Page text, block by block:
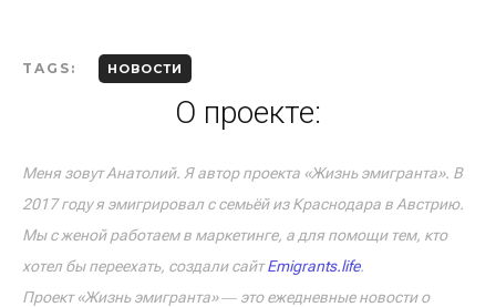
TAGS: НОВОСТИ
О проекте:
Меня зовут Анатолий. Я автор проекта «Жизнь эмигранта». В
2017 году я эмигрировал с семьёй из Краснодара в Австрию.
Мы с женой работаем в маркетинге, а для помощи тем, кто
хотел бы переехать, создали сайтEmigrants.life.
Проект «Жизнь эмигранта» ― это ежедневные новости о